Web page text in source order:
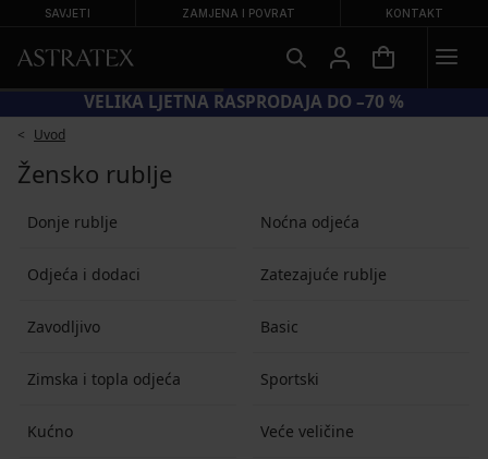
SAVJETI ZAMJENA I POVRAT KONTAKT
VELIKA LJETNA RASPRODAJA DO –70 %
Uvod
Žensko rublje
Donje rublje Noćna odjeća
Odjeća i dodaci Zatezajuće rublje
Zavodljivo Basic
Zimska i topla odjeća Sportski
Kućno Veće veličine